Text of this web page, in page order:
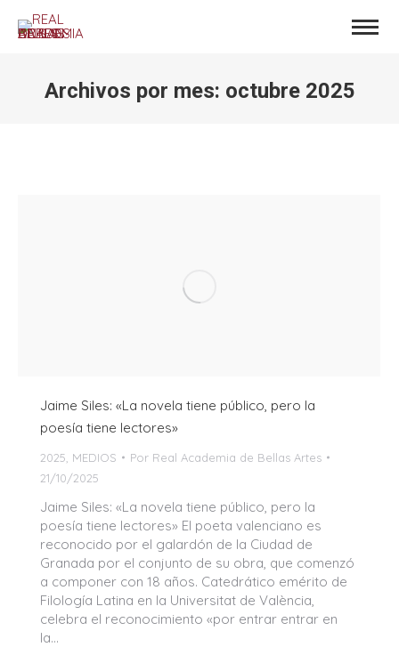
Archivos por mes: octubre 2025
Jaime Siles: «La novela tiene público, pero la
poesía tiene lectores»
2025 MEDIOS Por Real Academia de Bellas Artes
21/10/2025
Jaime Siles: «La novela tiene público, pero la
poesía tiene lectores» El poeta valenciano es
reconocido por el galardón de la Ciudad de
Granada por el conjunto de su obra, que comenzó
a componer con 18 años. Catedrático emérito de
Filología Latina en la Universitat de València,
celebra el reconocimiento «por entrar entrar en
la…